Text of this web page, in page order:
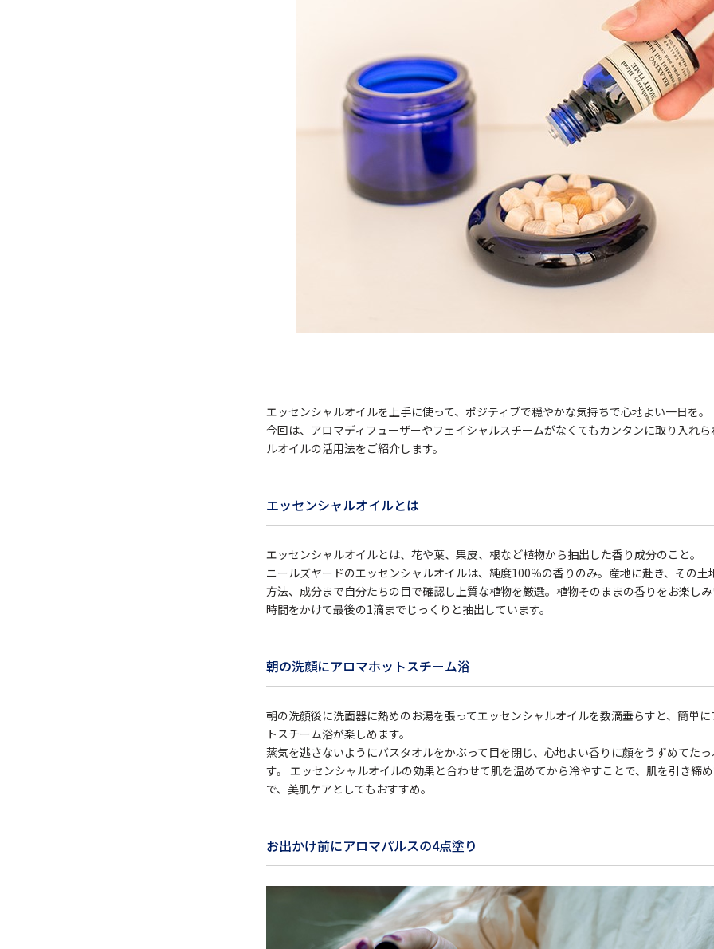
エッセンシャルオイルを上手に使って、ポジティブで穏やかな気持ちで心地よい一日を。
今回は、アロマディフューザーやフェイシャルスチームがなくてもカンタンに取り入れ
ルオイルの活用法をご紹介します。
エッセンシャルオイルとは
エッセンシャルオイルとは、花や葉、果皮、根など植物から抽出した香り成分のこと。
ニールズヤードのエッセンシャルオイルは、純度100％の香りのみ。産地に赴き、その土
方法、成分まで自分たちの目で確認し上質な植物を厳選。植物そのままの香りをお楽し
時間をかけて最後の1滴までじっくりと抽出しています。
朝の洗顔にアロマホットスチーム浴
朝の洗顔後に洗面器に熱めのお湯を張ってエッセンシャルオイルを数滴垂らすと、簡単
トスチーム浴が楽しめます。
蒸気を逃さないようにバスタオルをかぶって目を閉じ、心地よい香りに顔をうずめてた
す。 エッセンシャルオイルの効果と合わせて肌を温めてから冷やすことで、肌を引き締
で、美肌ケアとしてもおすすめ。
お出かけ前にアロマパルスの4点塗り